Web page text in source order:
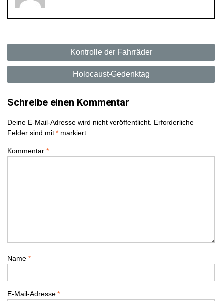
B
e
t
r
a
v
i
Kontrolle der Fahrräder
Holocaust-Gedenktag
Schreibe einen Kommentar
Deine E-Mail-Adresse wird nicht veröffentlicht. Erforderliche
Felder sind mit * markiert
Kommentar *
Name *
E-Mail-Adresse *